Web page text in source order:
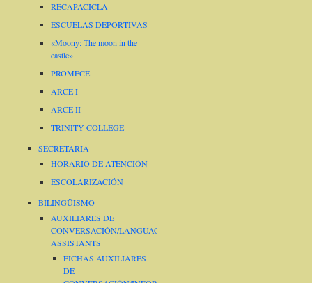
RECAPACICLA
ESCUELAS DEPORTIVAS
«Moony: The moon in the
castle»
PROMECE
ARCE I
ARCE II
TRINITY COLLEGE
SECRETARÍA
HORARIO DE ATENCIÓN
ESCOLARIZACIÓN
BILINGÜISMO
AUXILIARES DE
CONVERSACIÓN/LANGUAGE
ASSISTANTS
FICHAS AUXILIARES
DE